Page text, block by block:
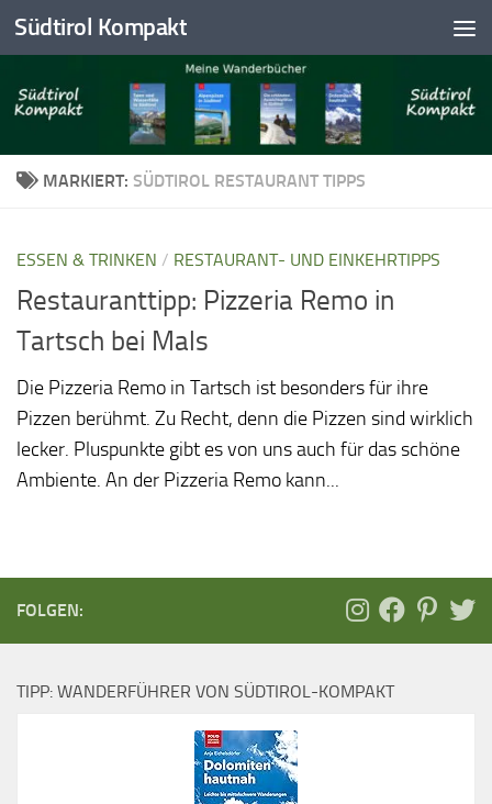
Skip to content
Südtirol Kompakt
MARKIERT: SÜDTIROL RESTAURANT TIPPS
ESSEN & TRINKEN / RESTAURANT- UND EINKEHRTIPPS
Restauranttipp: Pizzeria Remo in
Tartsch bei Mals
Die Pizzeria Remo in Tartsch ist besonders für ihre
Pizzen berühmt. Zu Recht, denn die Pizzen sind wirklich
lecker. Pluspunkte gibt es von uns auch für das schöne
Ambiente. An der Pizzeria Remo kann...
FOLGEN:
TIPP: WANDERFÜHRER VON SÜDTIROL-KOMPAKT